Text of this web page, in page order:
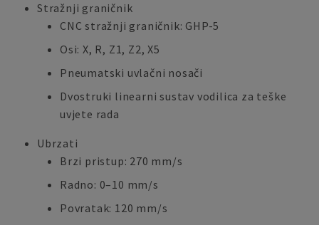
Stražnji graničnik
CNC stražnji graničnik: GHP-5
Osi: X, R, Z1, Z2, X5
Pneumatski uvlačni nosači
Dvostruki linearni sustav vodilica za teške
uvjete rada
Ubrzati
Brzi pristup: 270 mm/s
Radno: 0–10 mm/s
Povratak: 120 mm/s